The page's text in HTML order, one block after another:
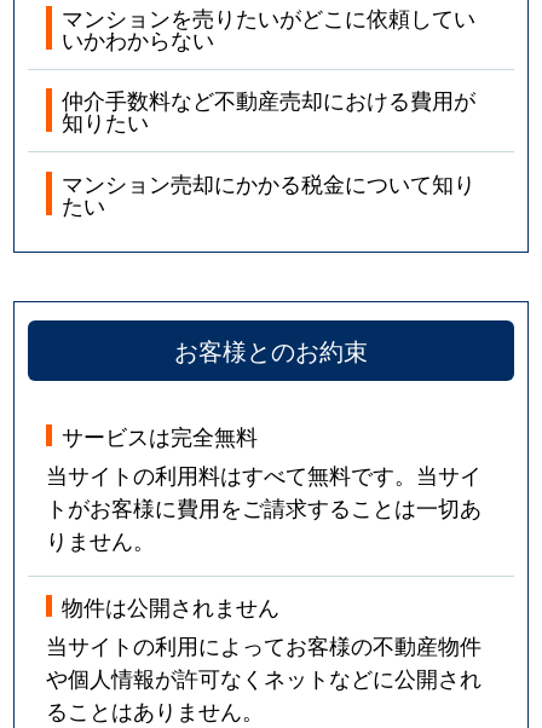
マンションを売りたいがどこに依頼してい
いかわからない
仲介手数料など不動産売却における費用が
知りたい
マンション売却にかかる税金について知り
たい
お客様とのお約束
サービスは完全無料
当サイトの利用料はすべて無料です。当サイ
トがお客様に費用をご請求することは一切あ
りません。
物件は公開されません
当サイトの利用によってお客様の不動産物件
や個人情報が許可なくネットなどに公開され
ることはありません。